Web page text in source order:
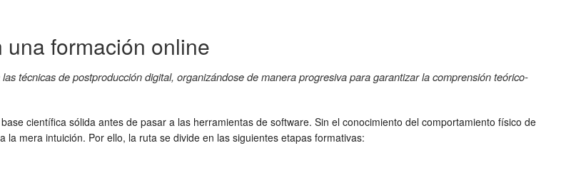
formación online
técnicas de postproducción digital, organizándose de manera progresiva para garantizar la comprensión teórico-
científica sólida antes de pasar a las herramientas de software. Sin el conocimiento del comportamiento físico de
mera intuición. Por ello, la ruta se divide en las siguientes etapas formativas: